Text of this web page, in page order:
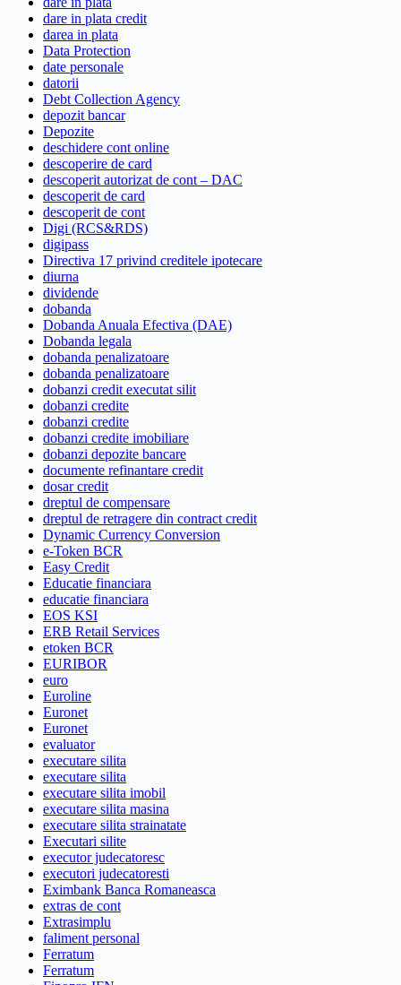
dare in plata credit
darea in plata
Data Protection
date personale
datorii
Debt Collection Agency
depozit bancar
Depozite
deschidere cont online
descoperire de card
descoperit autorizat de cont – DAC
descoperit de card
descoperit de cont
Digi (RCS&RDS)
digipass
Directiva 17 privind creditele ipotecare
diurna
dividende
dobanda
Dobanda Anuala Efectiva (DAE)
Dobanda legala
dobanda penalizatoare
dobanda penalizatoare
dobanzi credit executat silit
dobanzi credite
dobanzi credite
dobanzi credite imobiliare
dobanzi depozite bancare
documente refinantare credit
dosar credit
dreptul de compensare
dreptul de retragere din contract credit
Dynamic Currency Conversion
e-Token BCR
Easy Credit
Educatie financiara
educatie financiara
EOS KSI
ERB Retail Services
etoken BCR
EURIBOR
euro
Euroline
Euronet
Euronet
evaluator
executare silita
executare silita
executare silita imobil
executare silita masina
executare silita strainatate
Executari silite
executor judecatoresc
executori judecatoresti
Eximbank Banca Romaneasca
extras de cont
Extrasimplu
faliment personal
Ferratum
Ferratum